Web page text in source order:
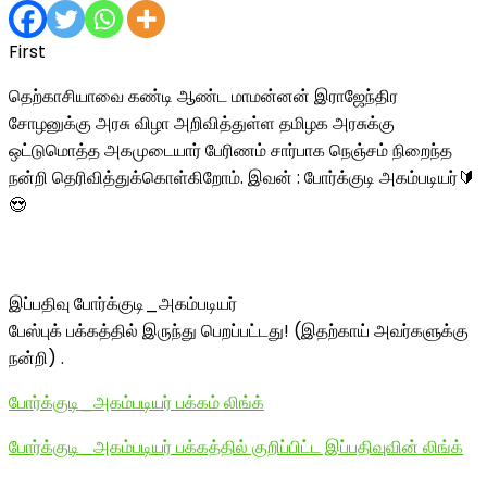
First
தெற்காசியாவை கண்டி ஆண்ட மாமன்னன் இராஜேந்திர
சோழனுக்கு அரசு விழா அறிவித்துள்ள தமிழக அரசுக்கு
ஒட்டுமொத்த அகமுடையார் பேரிணம் சார்பாக நெஞ்சம் நிறைந்த
நன்றி தெரிவித்துக்கொள்கிறோம். இவன் : போர்க்குடி அகம்படியர்🔰
😍
இப்பதிவு போர்க்குடி_அகம்படியர்
பேஸ்புக் பக்கத்தில் இருந்து பெறப்பட்டது! (இதற்காய் அவர்களுக்கு
நன்றி) .
போர்க்குடி_அகம்படியர் பக்கம் லிங்க்
போர்க்குடி_அகம்படியர் பக்கத்தில் குறிப்பிட்ட இப்பதிவுவின் லிங்க்